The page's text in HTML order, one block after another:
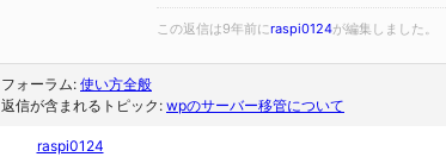
この返信は9年前にraspi0124が編集しました。
フォーラム: 使い方全般
返信が含まれるトピック: wpのサーバー移管について
raspi0124